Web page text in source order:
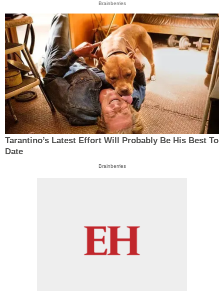
Brainberries
Tarantino’s Latest Effort Will Probably Be His Best To
Date
Brainberries